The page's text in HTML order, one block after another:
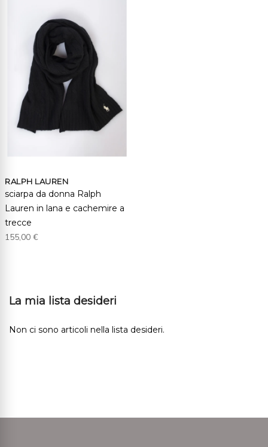
RALPH LAUREN
sciarpa da donna Ralph
Lauren in lana e cachemire a
trecce
155,00 €
La mia lista desideri
Non ci sono articoli nella lista desideri.